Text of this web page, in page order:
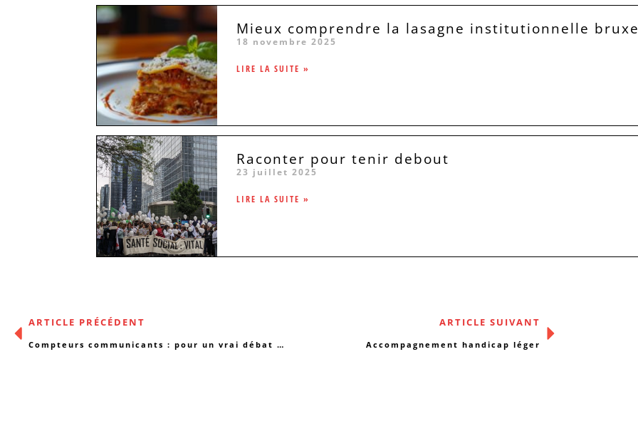
Mieux comprendre la lasagne institutionnelle
18 novembre 2025
LIRE LA SUITE »
Raconter pour tenir debout
23 juillet 2025
LIRE LA SUITE »
ARTICLE PRÉCÉDENT
Compteurs communicants : pour un vrai débat démocratique !
ARTICLE SUIVANT
Accompagnement handicap léger